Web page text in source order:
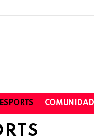
ESPORTS COMUNIDAD